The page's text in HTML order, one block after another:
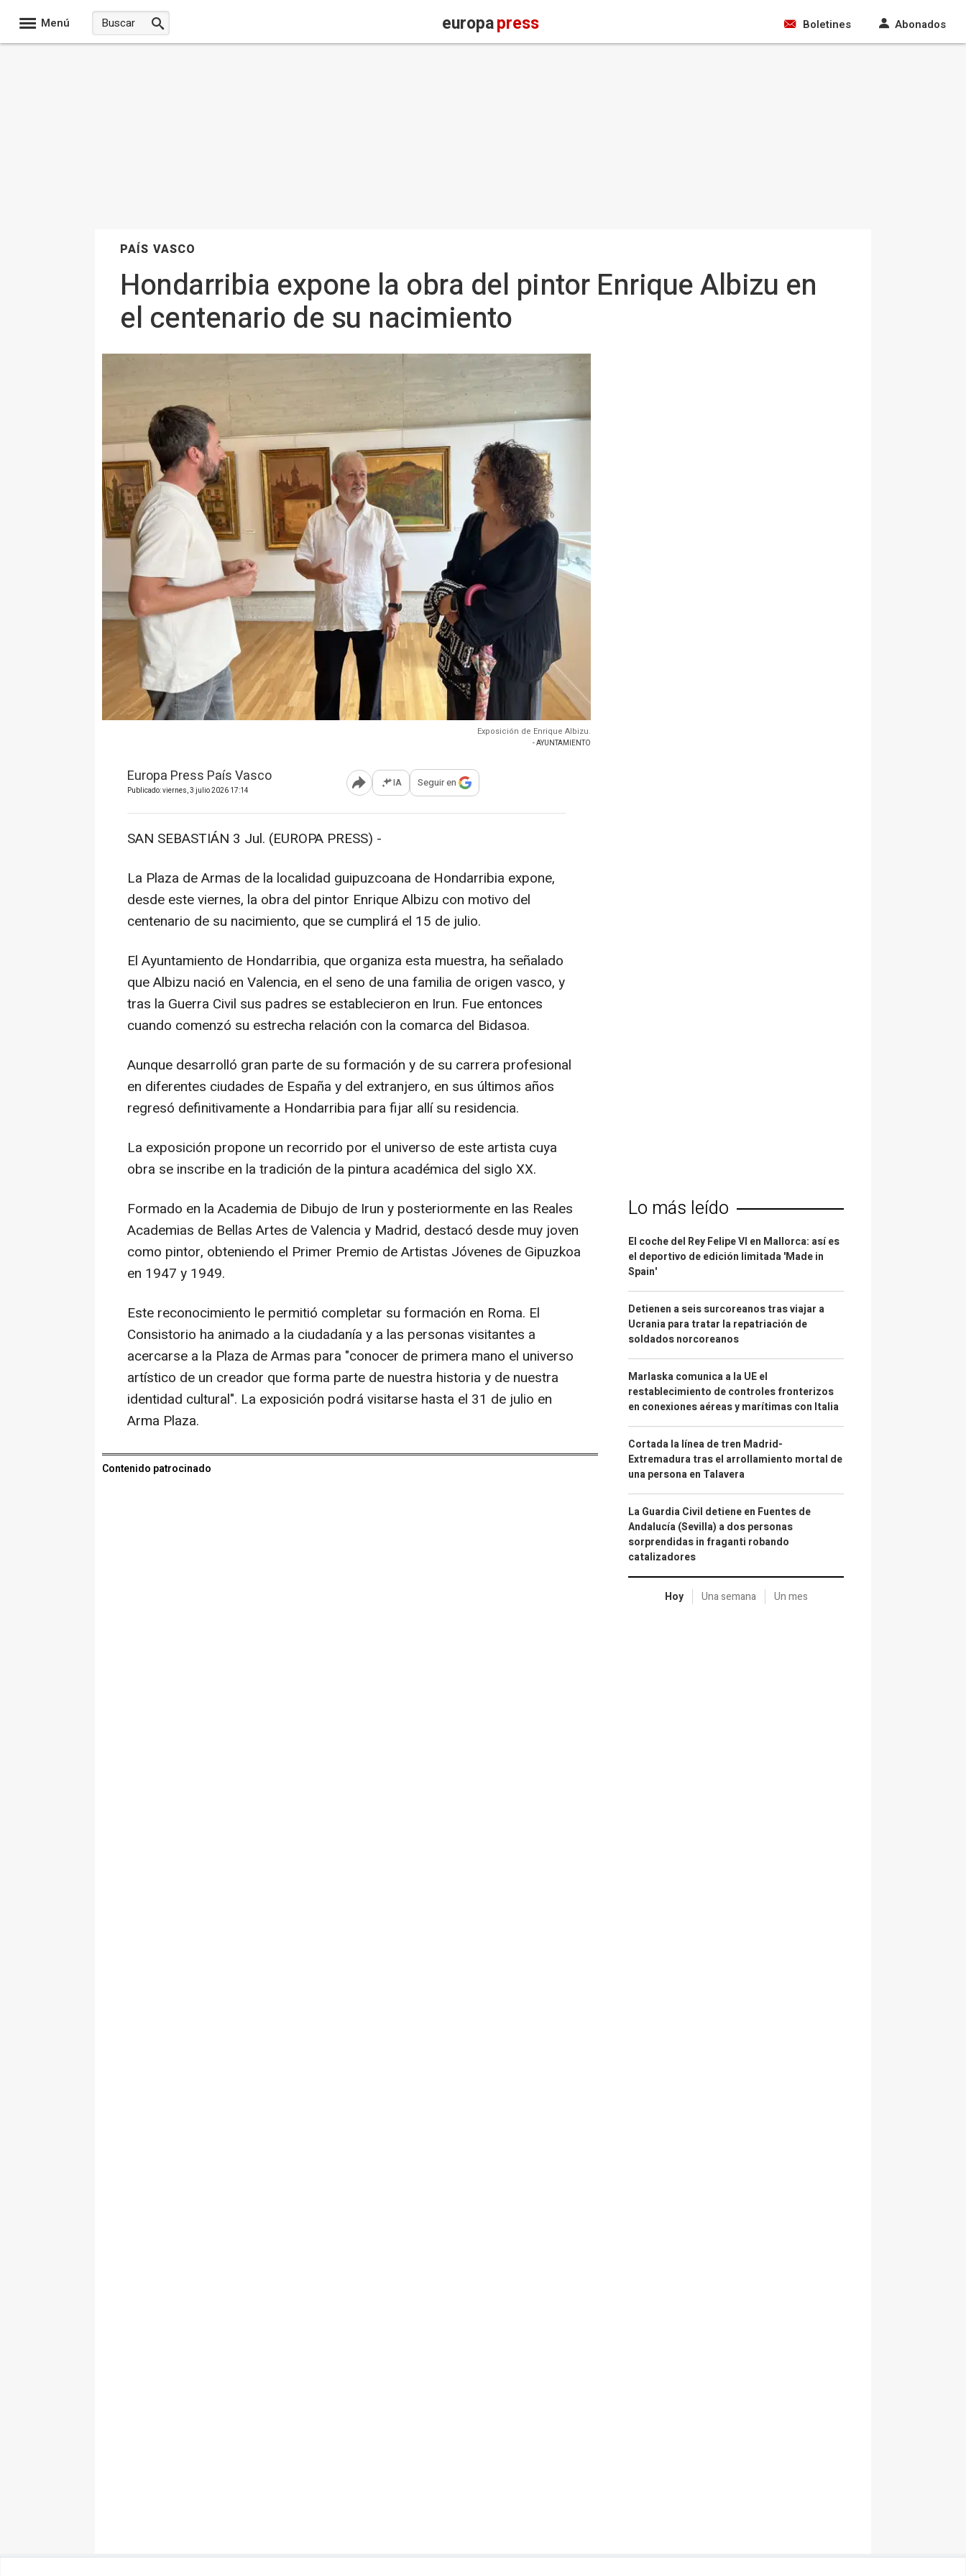
Menú europapress Boletines Abonados
PAÍS VASCO
Hondarribia expone la obra del pintor Enrique Albizu en
el centenario de su nacimiento
Exposición de Enrique Albizu.
- AYUNTAMIENTO
Europa Press País Vasco
Publicado: viernes, 3 julio 2026 17:14 Abrir opciones para compartir
IA Seguir en
SAN SEBASTIÁN 3 Jul. (EUROPA PRESS) -
La Plaza de Armas de la localidad guipuzcoana de Hondarribia expone,
desde este viernes, la obra del pintor Enrique Albizu con motivo del
centenario de su nacimiento, que se cumplirá el 15 de julio.
El Ayuntamiento de Hondarribia, que organiza esta muestra, ha señalado
que Albizu nació en Valencia, en el seno de una familia de origen vasco, y
tras la Guerra Civil sus padres se establecieron en Irun. Fue entonces
cuando comenzó su estrecha relación con la comarca del Bidasoa.
Aunque desarrolló gran parte de su formación y de su carrera profesional
en diferentes ciudades de España y del extranjero, en sus últimos años
regresó definitivamente a Hondarribia para fijar allí su residencia.
La exposición propone un recorrido por el universo de este artista cuya
obra se inscribe en la tradición de la pintura académica del siglo XX.
Formado en la Academia de Dibujo de Irun y posteriormente en las Reales
Academias de Bellas Artes de Valencia y Madrid, destacó desde muy joven
como pintor, obteniendo el Primer Premio de Artistas Jóvenes de Gipuzkoa
en 1947 y 1949.
Este reconocimiento le permitió completar su formación en Roma. El
Consistorio ha animado a la ciudadanía y a las personas visitantes a
acercarse a la Plaza de Armas para "conocer de primera mano el universo
artístico de un creador que forma parte de nuestra historia y de nuestra
identidad cultural". La exposición podrá visitarse hasta el 31 de julio en
Arma Plaza.
Contenido patrocinado
Lo más leído
El coche del Rey Felipe VI en Mallorca: así es
el deportivo de edición limitada 'Made in
Spain'
Detienen a seis surcoreanos tras viajar a
Ucrania para tratar la repatriación de
soldados norcoreanos
Marlaska comunica a la UE el
restablecimiento de controles fronterizos
en conexiones aéreas y marítimas con Italia
Cortada la línea de tren Madrid-
Extremadura tras el arrollamiento mortal de
una persona en Talavera
La Guardia Civil detiene en Fuentes de
Andalucía (Sevilla) a dos personas
sorprendidas in fraganti robando
catalizadores
Hoy Una semana Un mes